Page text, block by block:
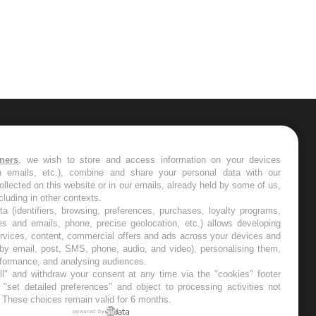
les semaines les meilleures
, we wish to store and access information on your devices
emails, etc.), combine and share your personal data with our
on this website or in our emails, already held by some of us,
in other contexts.
(identifiers, browsing, preferences, purchases, loyalty programs,
and emails, phone, precise geolocation, etc.) allows developing
content, commercial offers and ads across your devices and
email, post, SMS, phone, audio, and video), personalising them,
and analysing audiences.
and withdraw your consent at any time via the "cookies" footer
detailed preferences" and object to processing activities not
choices remain valid for 6 months.
powered by